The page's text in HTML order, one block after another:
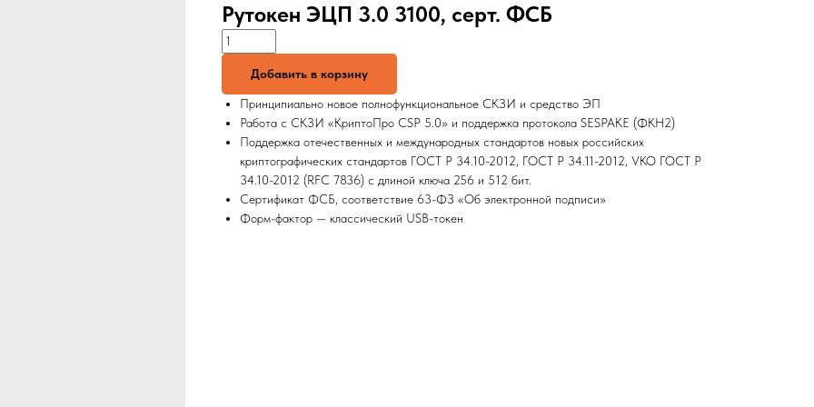
Рутокен ЭЦП 3.0 3100, серт. ФСБ
Добавить в корзину
Принципиально новое полнофункциональное СКЗИ и средство ЭП
Работа с СКЗИ «КриптоПро CSP 5.0» и поддержка протокола SESPAKE (ФКН2)
Поддержка отечественных и международных стандартов новых российских
криптографических стандартов ГОСТ Р 34.10-2012, ГОСТ Р 34.11-2012, VKO ГОСТ Р
34.10-2012 (RFC 7836) с длиной ключа 256 и 512 бит.
Сертификат ФСБ, соответствие 63-ФЗ «Об электронной подписи»
Форм-фактор — классический USB-токен